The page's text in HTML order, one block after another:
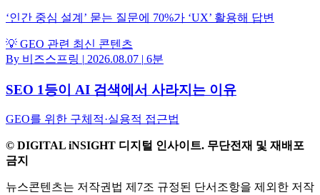
‘인간 중심 설계’ 묻는 질문에 70%가 ‘UX’ 활용해 답변
💡 GEO 관련 최신 콘텐츠
By 비즈스프링 | 2026.08.07 | 6분
SEO 1등이 AI 검색에서 사라지는 이유
GEO를 위한 구체적·실용적 접근법
© DIGITAL iNSIGHT 디지털 인사이트. 무단전재 및 재배포
금지
뉴스콘텐츠는 저작권법 제7조 규정된 단서조항을 제외한 저작